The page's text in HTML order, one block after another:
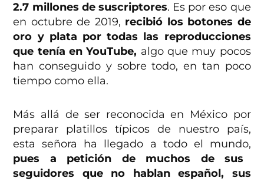
2.7 millones de suscriptores. Es por eso que
en octubre de 2019, recibió los botones de
oro y plata por todas las reproducciones
que tenía en YouTube, algo que muy pocos
han conseguido y sobre todo, en tan poco
tiempo como ella.
Más allá de ser reconocida en México por
preparar platillos típicos de nuestro país,
esta señora ha llegado a todo el mundo,
pues a petición de muchos de sus
seguidores que no hablan español, sus